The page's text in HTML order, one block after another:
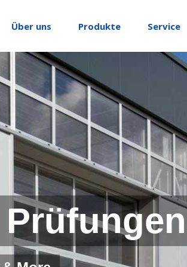
Über uns Produkte Service
Prüfungen